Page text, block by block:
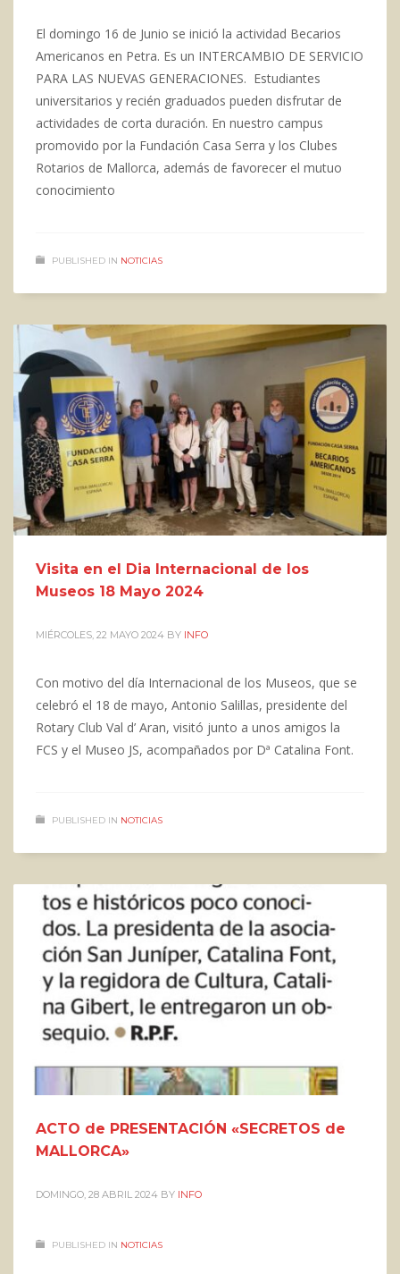
El domingo 16 de Junio se inició la actividad Becarios
Americanos en Petra. Es un INTERCAMBIO DE SERVICIO
PARA LAS NUEVAS GENERACIONES. Estudiantes
universitarios y recién graduados pueden disfrutar de
actividades de corta duración. En nuestro campus
promovido por la Fundación Casa Serra y los Clubes
Rotarios de Mallorca, además de favorecer el mutuo
conocimiento
PUBLISHED IN NOTICIAS
Visita en el Dia Internacional de los
Museos 18 Mayo 2024
MIÉRCOLES, 22 MAYO 2024 BY INFO
Con motivo del día Internacional de los Museos, que se
celebró el 18 de mayo, Antonio Salillas, presidente del
Rotary Club Val d’ Aran, visitó junto a unos amigos la
FCS y el Museo JS, acompañados por Dª Catalina Font.
PUBLISHED IN NOTICIAS
ACTO de PRESENTACIÓN «SECRETOS de
MALLORCA»
DOMINGO, 28 ABRIL 2024 BY INFO
PUBLISHED IN NOTICIAS